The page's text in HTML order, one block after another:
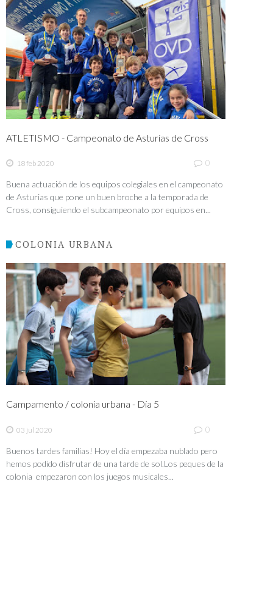
ATLETISMO - Campeonato de Asturias de Cross
18 feb 2020 0
Buena actuación de los equipos colegiales en el campeonato
de Asturias que pone un buen broche a la temporada de
Cross, consiguiendo el subcampeonato por equipos en...
COLONIA URBANA
Campamento / colonia urbana - Día 5
03 jul 2020 0
Buenos tardes familias! Hoy el día empezaba nublado pero
hemos podido disfrutar de una tarde de sol.Los peques de la
colonia empezaron con los juegos musicales...